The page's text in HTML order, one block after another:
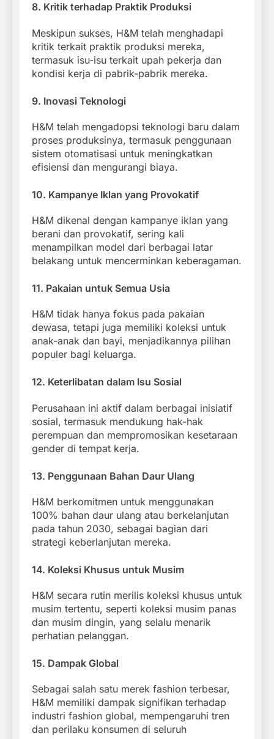
8. Kritik terhadap Praktik Produksi
Meskipun sukses, H&M telah menghadapi
kritik terkait praktik produksi mereka,
termasuk isu-isu terkait upah pekerja dan
kondisi kerja di pabrik-pabrik mereka.
9. Inovasi Teknologi
H&M telah mengadopsi teknologi baru dalam
proses produksinya, termasuk penggunaan
sistem otomatisasi untuk meningkatkan
efisiensi dan mengurangi biaya.
10. Kampanye Iklan yang Provokatif
H&M dikenal dengan kampanye iklan yang
berani dan provokatif, sering kali
menampilkan model dari berbagai latar
belakang untuk mencerminkan keberagaman.
11. Pakaian untuk Semua Usia
H&M tidak hanya fokus pada pakaian
dewasa, tetapi juga memiliki koleksi untuk
anak-anak dan bayi, menjadikannya pilihan
populer bagi keluarga.
12. Keterlibatan dalam Isu Sosial
Perusahaan ini aktif dalam berbagai inisiatif
sosial, termasuk mendukung hak-hak
perempuan dan mempromosikan kesetaraan
gender di tempat kerja.
13. Penggunaan Bahan Daur Ulang
H&M berkomitmen untuk menggunakan
100% bahan daur ulang atau berkelanjutan
pada tahun 2030, sebagai bagian dari
strategi keberlanjutan mereka.
14. Koleksi Khusus untuk Musim
H&M secara rutin merilis koleksi khusus untuk
musim tertentu, seperti koleksi musim panas
dan musim dingin, yang selalu menarik
perhatian pelanggan.
15. Dampak Global
Sebagai salah satu merek fashion terbesar,
H&M memiliki dampak signifikan terhadap
industri fashion global, mempengaruhi tren
dan perilaku konsumen di seluruh